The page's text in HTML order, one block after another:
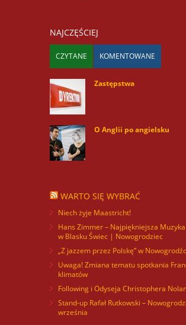
NAJCZĘŚCIEJ
CZYTANE KOMENTOWANE
Zastępstwa
O Anglii po angielsku
WARTO SIĘ WYBRAĆ
Niech żyje Maastricht!
Hans Zimmer – Najpiękniejsza
w Blasku Świec | Nowogrodziec
„Z jazzem przez Polskę” w
Uwaga! Zmiana tematu spotkania
klimatów
Following i Odyseja Christophera
Stand-up Rafał Rutkowski –
września